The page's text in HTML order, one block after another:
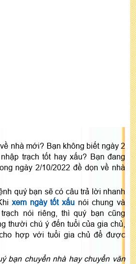
nhà mới? Bạn không biết ngày 2
trạch tốt hay xấu? Bạn đang
ngày 2/10/2022 đề dọn về nhà
quý bạn sẽ có câu trả lời nhanh
xem ngày tốt xấu nói chung và
nói riêng, thì quý bạn cũng
thười chú ý đến tuổi của gia chủ,
hợp với tuổi gia chủ để được
bạn chuyển nhà hay chuyển văn